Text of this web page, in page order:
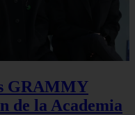
GRAMMY
de la Academia